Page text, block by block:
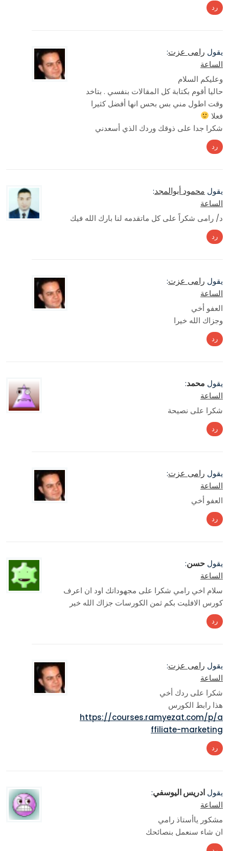
رد
يقول رامى عزت:
الساعة
وعليكم السلام
حاليا أقوم بكتابة كل المقالات بنفسي . بتاخد
وقت اطول مني بس بحس انها أفضل كثيرا
فعلا
شكرا جدا على ذوقك وردك الذي أسعدني
رد
يقول محمود أبوالمجد:
الساعة
د/ رامى شكراً على كل ماتقدمه لنا بارك الله فيك
رد
يقول رامى عزت:
الساعة
العفو أخي
وجزاك الله خيرا
رد
يقول محمد:
الساعة
شكرا على نصيحة
رد
يقول رامى عزت:
الساعة
العفو أخي
رد
يقول حسن:
الساعة
سلام اخي رامي شكرا على مجهوداتك اود ان اعرف
كورس الافليت بكم ثمن الكورسات جزاك الله خير
رد
يقول رامى عزت:
الساعة
شكرا على ردك أخي
هذا رابط الكورس
https://courses.ramyezat.com/p/a
ffiliate-marketing
رد
يقول ادريس اليوسفي:
الساعة
مشكور ياأستاذ رامي
ان شاء سنعمل بنصائحك